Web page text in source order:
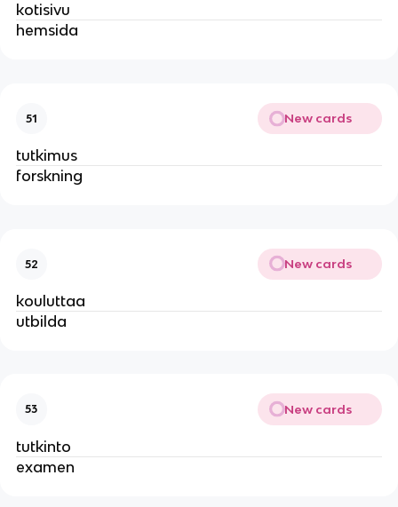
kotisivu
hemsida
51 New cards
tutkimus
forskning
52 New cards
kouluttaa
utbilda
53 New cards
tutkinto
examen